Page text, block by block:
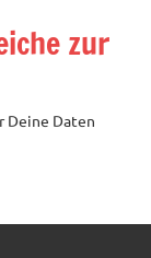
zur
Deine Daten